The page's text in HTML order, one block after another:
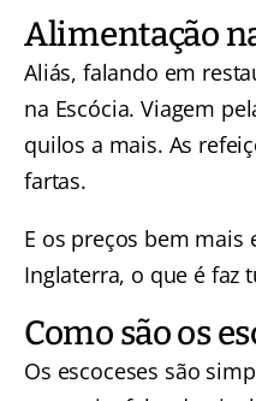
Alimentação
Aliás, falando em
na Escócia. Viagem
quilos a mais. As
fartas.
E os preços bem mais
Inglaterra, o que é faz
Como são os
Os escoceses são